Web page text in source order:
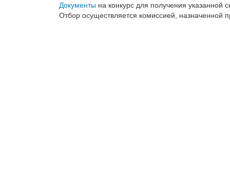
Документы на конкурс для получения указанной
Отбор осуществляется комиссией, назначенной